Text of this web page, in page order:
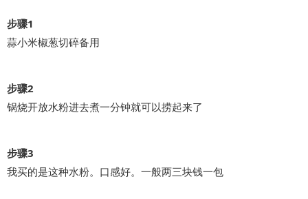
步骤1
蒜小米椒葱切碎备用
步骤2
锅烧开放水粉进去煮一分钟就可以捞起来了
步骤3
我买的是这种水粉。口感好。一般两三块钱一包